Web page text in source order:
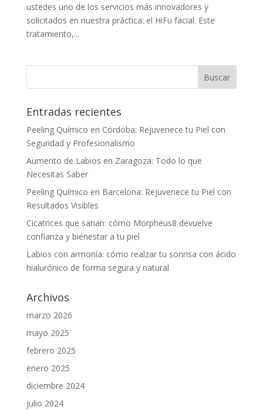
ustedes uno de los servicios más innovadores y
solicitados en nuestra práctica: el HiFu facial. Este
tratamiento,...
Entradas recientes
Peeling Químico en Córdoba: Rejuvenece tu Piel con
Seguridad y Profesionalismo
Aumento de Labios en Zaragoza: Todo lo que
Necesitas Saber
Peeling Químico en Barcelona: Rejuvenece tu Piel con
Resultados Visibles
Cicatrices que sanan: cómo Morpheus8 devuelve
confianza y bienestar a tu piel
Labios con armonía: cómo realzar tu sonrisa con ácido
hialurónico de forma segura y natural
Archivos
marzo 2026
mayo 2025
febrero 2025
enero 2025
diciembre 2024
julio 2024